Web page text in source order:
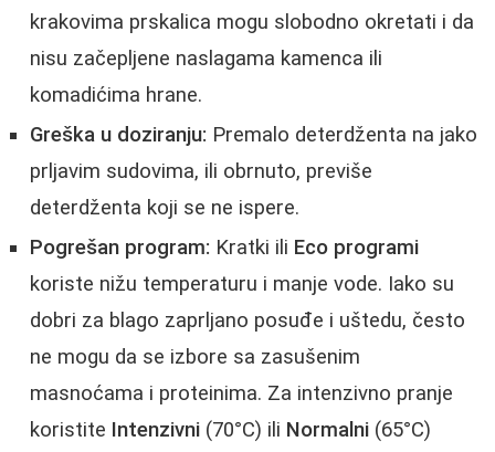
krakovima prskalica mogu slobodno okretati i da
nisu začepljene naslagama kamenca ili
komadićima hrane.
Greška u doziranju: Premalo deterdženta na jako
prljavim sudovima, ili obrnuto, previše
deterdženta koji se ne ispere.
Pogrešan program: Kratki ili Eco programi
koriste nižu temperaturu i manje vode. Iako su
dobri za blago zaprljano posuđe i uštedu, često
ne mogu da se izbore sa zasušenim
masnoćama i proteinima. Za intenzivno pranje
koristite Intenzivni (70°C) ili Normalni (65°C)